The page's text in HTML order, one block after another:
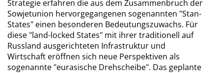
Strategie erfahren die aus dem Zusammenbruch der
Sowjetunion hervorgegangenen sogenannten "Stan-
States" einen besonderen Bedeutungszuwachs. Für
diese "land-locked States" mit ihrer traditionell auf
Russland ausgerichteten Infrastruktur und
Wirtschaft eröffnen sich neue Perspektiven als
sogenannte "eurasische Drehscheibe". Das geplante